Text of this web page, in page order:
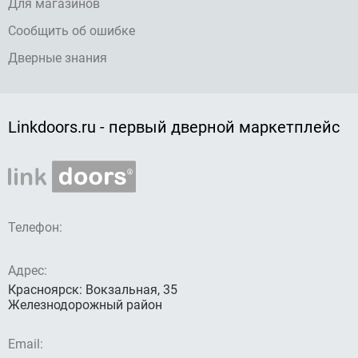
Для магазинов
Сообщить об ошибке
Дверные знания
Linkdoors.ru - первый дверной маркетплейс
Телефон:
Адрес:
Красноярск: Вокзальная, 35
Железнодорожный район
Email: